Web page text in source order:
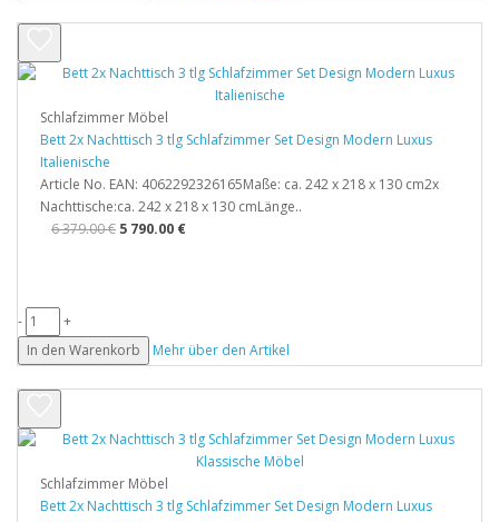
Schlafzimmer Möbel
Bett 2x Nachttisch 3 tlg Schlafzimmer Set Design Modern Luxus
Italienische
Article No. EAN: 4062292326165Maße: ca. 242 x 218 x 130 cm2x
Nachttische:ca. 242 x 218 x 130 cmLänge..
6 379.00 € 5 790.00 €
-
+
In den Warenkorb
Mehr über den Artikel
Schlafzimmer Möbel
Bett 2x Nachttisch 3 tlg Schlafzimmer Set Design Modern Luxus